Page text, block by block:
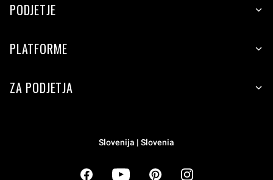
PODJETJE
PLATFORME
ZA PODJETJA
Slovenija | Slovenia